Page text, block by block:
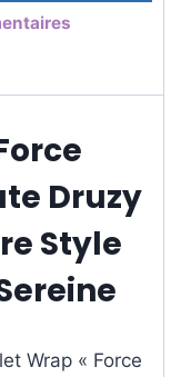
Druzy
Style
Wrap « Force